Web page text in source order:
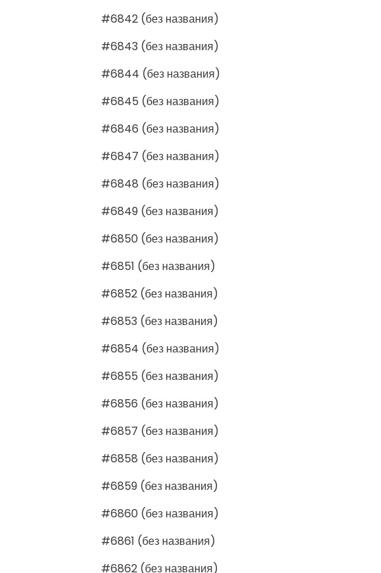
#6842 (без названия)
#6843 (без названия)
#6844 (без названия)
#6845 (без названия)
#6846 (без названия)
#6847 (без названия)
#6848 (без названия)
#6849 (без названия)
#6850 (без названия)
#6851 (без названия)
#6852 (без названия)
#6853 (без названия)
#6854 (без названия)
#6855 (без названия)
#6856 (без названия)
#6857 (без названия)
#6858 (без названия)
#6859 (без названия)
#6860 (без названия)
#6861 (без названия)
#6862 (без названия)